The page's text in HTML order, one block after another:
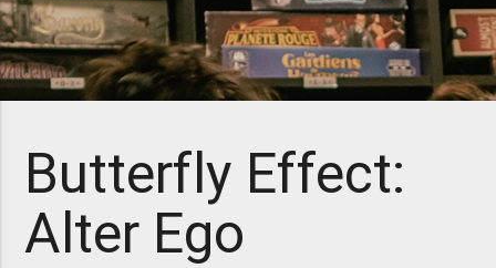
Butterfly Effect:
Alter Ego